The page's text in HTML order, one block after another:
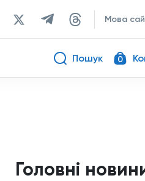
Мова
Пошук 0
Головні